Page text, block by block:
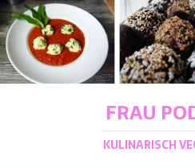
FRAU
KULINARISCH